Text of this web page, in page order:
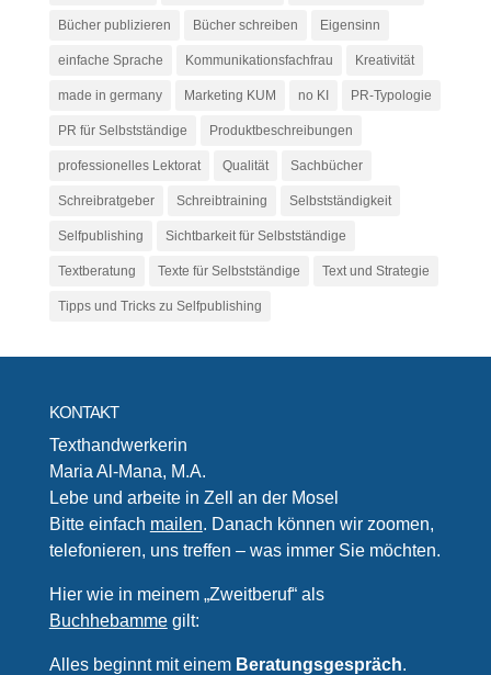
Bücher publizieren Bücher schreiben Eigensinn
einfache Sprache Kommunikationsfachfrau Kreativität
made in germany Marketing KUM no KI PR-Typologie
PR für Selbstständige Produktbeschreibungen
professionelles Lektorat Qualität Sachbücher
Schreibratgeber Schreibtraining Selbstständigkeit
Selfpublishing Sichtbarkeit für Selbstständige
Textberatung Texte für Selbstständige Text und Strategie
Tipps und Tricks zu Selfpublishing
KONTAKT
Texthandwerkerin
Maria Al-Mana, M.A.
Lebe und arbeite in Zell an der Mosel
Bitte einfach mailen. Danach können wir zoomen,
telefonieren, uns treffen – was immer Sie möchten.
Hier wie in meinem „Zweitberuf“ als
Buchhebammegilt:
Alles beginnt mit einem Beratungsgespräch.